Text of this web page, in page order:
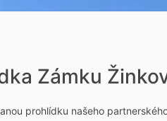
Zámku
prohlídku našeho